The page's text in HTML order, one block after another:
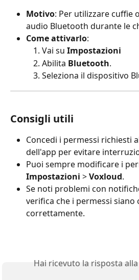
Motivo: Per utilizzare cuffie
audio Bluetooth durante le
Come attivarlo:
Vai su Impostazioni
Abilita Bluetooth.
Seleziona il dispositivo
Consigli utili
Concedi i permessi richiesti
dell'app per evitare
Puoi sempre modificare i
Impostazioni > Voxloud.
Se noti problemi con
verifica che i permessi
correttamente.
Hai ricevuto la risposta